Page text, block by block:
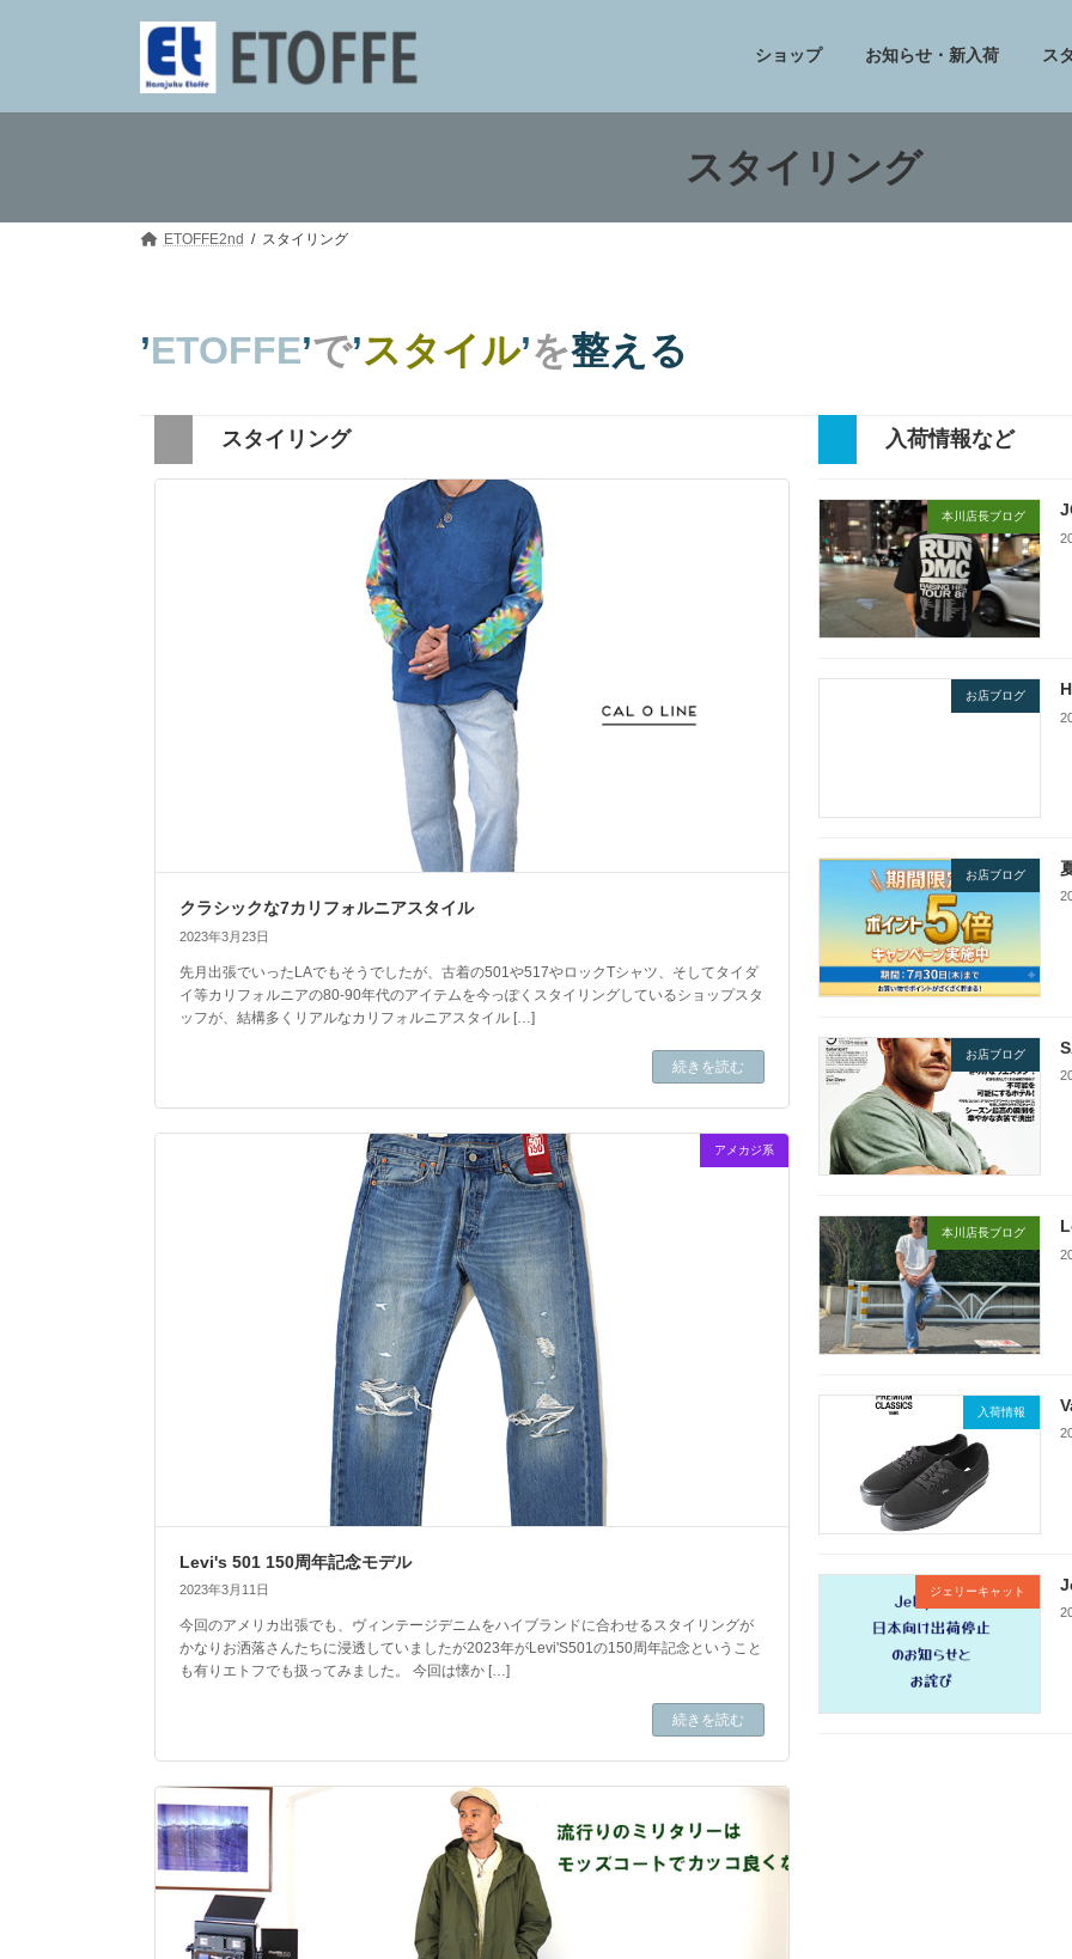
ツ
シ
ショップ お知らせ・新入荷 ス
スタイリング
ETOFFE2nd スタイリング
’ETOFFE’で’スタイル’を整える
スタイリング
クラシックな7カリフォルニアスタイル
2023年3月23日
先月出張でいったLAでもそうでしたが、古着の501や517やロックTシャツ、そしてタイダ
イ等カリフォルニアの80-90年代のアイテムを今っぽくスタイリングしているショップスタ
ッフが、結構多くリアルなカリフォルニアスタイル […]
続きを読む
アメカジ系
Levi's 501 150周年記念モデル
2023年3月11日
今回のアメリカ出張でも、ヴィンテージデニムをハイブランドに合わせるスタイリングが
かなりお洒落さんたちに浸透していましたが2023年がLevi'S501の150周年記念ということ
も有りエトフでも扱ってみました。 今回は懐か […]
続きを読む
入荷情報など
本川店長ブログ
お店ブログ
お店ブログ
お店ブログ
本川店長ブログ
入荷情報
ジェリーキャット